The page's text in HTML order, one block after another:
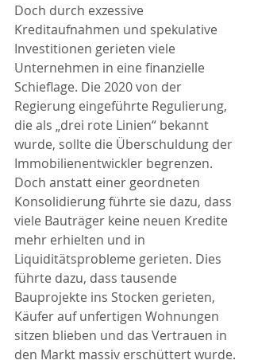
Doch durch exzessive
Kreditaufnahmen und spekulative
Investitionen gerieten viele
Unternehmen in eine finanzielle
Schieflage. Die 2020 von der
Regierung eingeführte Regulierung,
die als „drei rote Linien“ bekannt
wurde, sollte die Überschuldung der
Immobilienentwickler begrenzen.
Doch anstatt einer geordneten
Konsolidierung führte sie dazu, dass
viele Bauträger keine neuen Kredite
mehr erhielten und in
Liquiditätsprobleme gerieten. Dies
führte dazu, dass tausende
Bauprojekte ins Stocken gerieten,
Käufer auf unfertigen Wohnungen
sitzen blieben und das Vertrauen in
den Markt massiv erschüttert wurde.